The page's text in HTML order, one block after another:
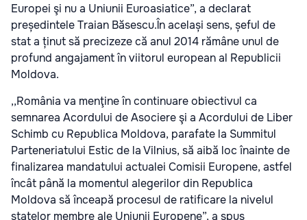
Europei şi nu a Uniunii Euroasiatice”, a declarat
președintele Traian Băsescu.În același sens, șeful de
stat a ținut să precizeze că anul 2014 rămâne unul de
profund angajament în viitorul european al Republicii
Moldova.
,,România va menţine în continuare obiectivul ca
semnarea Acordului de Asociere şi a Acordului de Liber
Schimb cu Republica Moldova, parafate la Summitul
Parteneriatului Estic de la Vilnius, să aibă loc înainte de
finalizarea mandatului actualei Comisii Europene, astfel
încât până la momentul alegerilor din Republica
Moldova să înceapă procesul de ratificare la nivelul
statelor membre ale Uniunii Europene”, a spus